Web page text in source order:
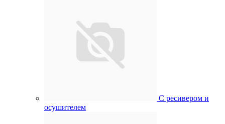
С ресивером и
осушителем